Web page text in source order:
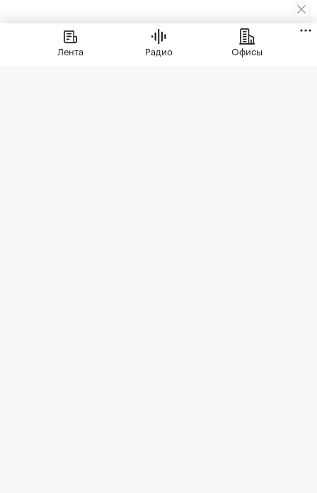
06 авг, 09:00 1 694
ЭКСКЛЮЗИВ
Лента Радио Офисы